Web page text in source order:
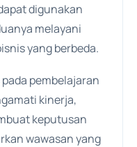
digunakan
melayani
yang berbeda.
pembelajaran
kinerja,
keputusan
wawasan yang